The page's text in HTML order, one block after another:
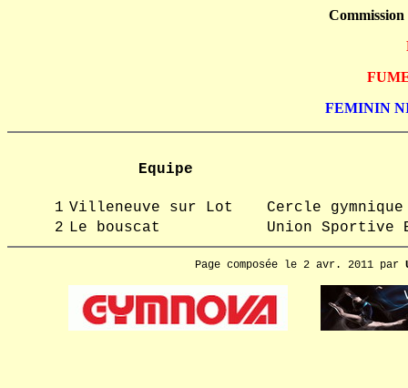
FEMININ
Equipe
1 Villeneuve sur Lot
Cercle
2 Le bouscat Union Sportive
Page composée le 2 avr. 2011 par